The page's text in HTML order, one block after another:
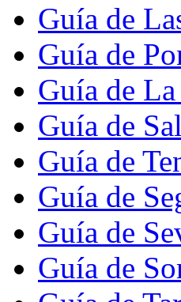
Guía de
Guía de
Guía de
Guía de
Guía de
Guía de
Guía de
Guía de